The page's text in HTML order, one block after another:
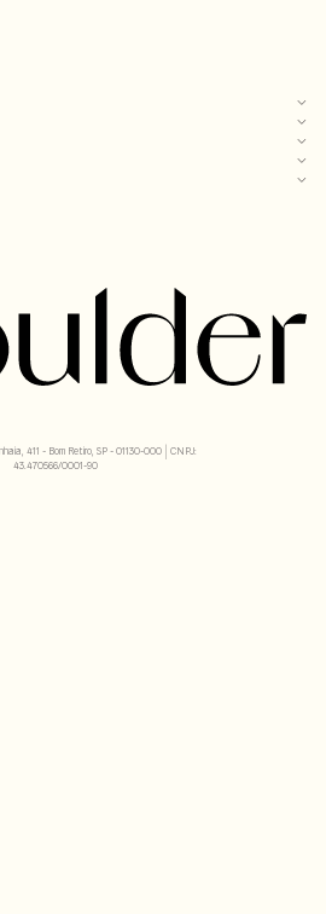
411 - Bom Retiro, SP - 01130-000 | CNPJ:
43.470566/0001-90